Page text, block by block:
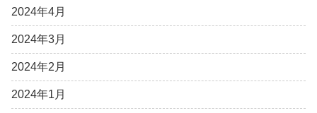
2024年4月
2024年3月
2024年2月
2024年1月